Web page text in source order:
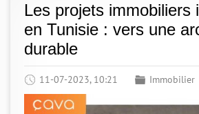
Les projets immobiliers
en Tunisie : vers une
durable
11-07-2023, 10:21 Immobilier